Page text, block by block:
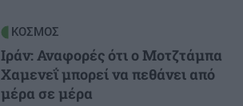
ΚΟΣΜΟΣ
Ιράν: Αναφορές ότι ο Μοτζτάμπα
Χαμενεΐ μπορεί να πεθάνει από
μέρα σε μέρα